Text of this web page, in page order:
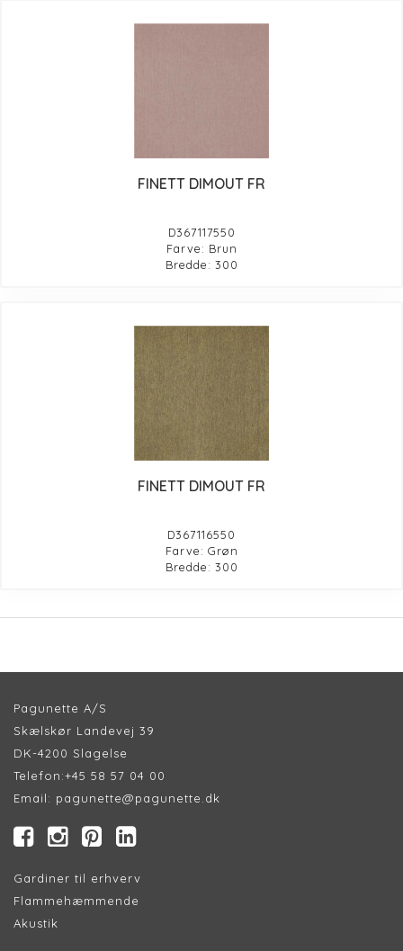
FINETT DIMOUT FR
D367117550
Farve: Brun
Bredde: 300
FINETT DIMOUT FR
D367116550
Farve: Grøn
Bredde: 300
Pagunette A/S
Skælskør Landevej 39
DK-4200 Slagelse
Telefon:+45 58 57 04 00
Email: pagunette@pagunette.dk
Gardiner til erhverv
Flammehæmmende
Akustik